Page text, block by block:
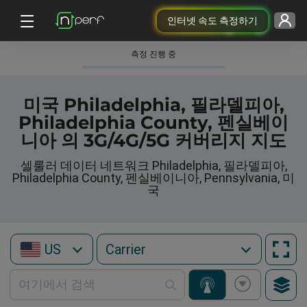
인터넷 속도 측정하기
측정 진행 중
미국 Philadelphia, 필라델피아,
Philadelphia County, 펜실베이
니아 의 3G/4G/5G 커버리지 지도
셀룰러 데이터 네트워크 Philadelphia, 필라델피아,
Philadelphia County, 펜실베이니아, Pennsylvania, 미
국
US